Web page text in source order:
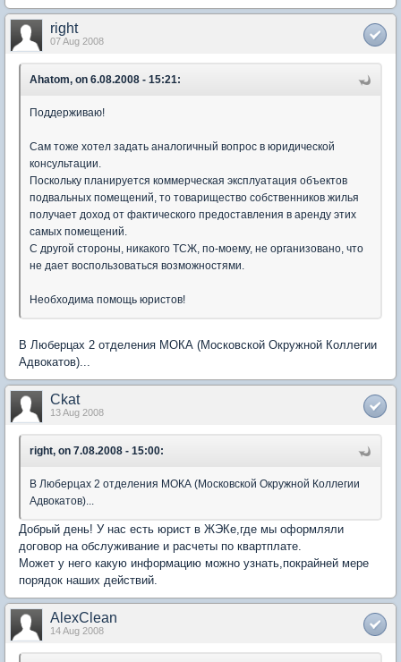
right
07 Aug 2008
Ahatom, on 6.08.2008 - 15:21:
Поддерживаю!
Сам тоже хотел задать аналогичный вопрос в юридической
консультации.
Поскольку планируется коммерческая эксплуатация объектов
подвальных помещений, то товарищество собственников жилья
получает доход от фактического предоставления в аренду этих
самых помещений.
С другой стороны, никакого ТСЖ, по-моему, не организовано, что
не дает воспользоваться возможностями.
Необходима помощь юристов!
В Люберцах 2 отделения МОКА (Московской Окружной Коллегии
Адвокатов)...
Ckat
13 Aug 2008
right, on 7.08.2008 - 15:00:
В Люберцах 2 отделения МОКА (Московской Окружной Коллегии
Адвокатов)...
Добрый день! У нас есть юрист в ЖЭКе,где мы оформляли
договор на обслуживание и расчеты по квартплате.
Может у него какую информацию можно узнать,покрайней мере
порядок наших действий.
AlexClean
14 Aug 2008